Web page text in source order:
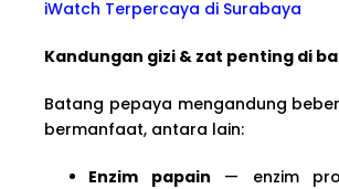
iWatch Terpercaya di Surabaya
Kandungan gizi & zat penting di
Batang pepaya mengandung
bermanfaat, antara lain:
Enzim papain — enzim